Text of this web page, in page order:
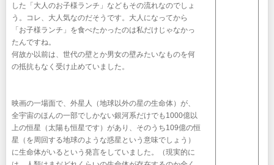
した「大人のお子様ランチ」などもその流れなのでしょ
う。コレ、大人気なのだそうです。大人になってから
「お子様ランチ」を食べたかったのは私だけじゃなかっ
たんですね。
何故か以前は、世代の壁とか男女の壁みたいなものを何
の抵抗もなく受け止めていました。
映画の一場面で、外星人（地球以外の星の生命体）が、
全宇宙のほんの一部でしかない銀河系だけでも1000億以
上の恒星（太陽も恒星です）があり、そのうち109億の恒
星（を周回する地球のような惑星という意味でしょう）
に生命体がいるという発言をしていました。（現実的に